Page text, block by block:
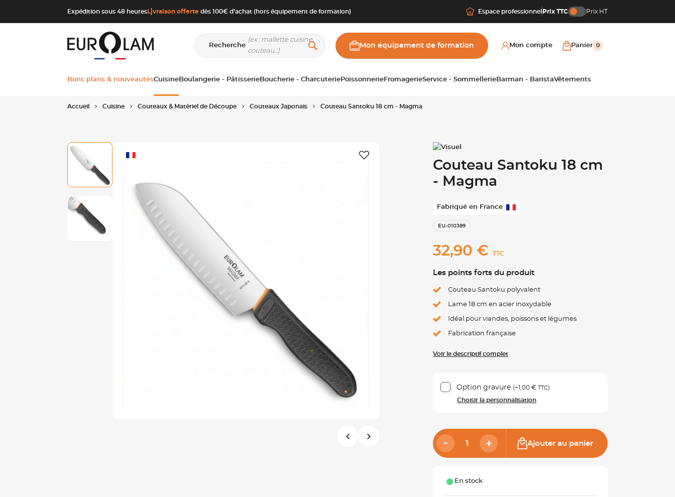
Expédition sous 48 heures Livraison offerte dès 100€ d’achat (hors équipement de formation) Espace professionnel Prix TTC Prix HT
Recherche Mon équipement de formation Mon compte Panier 0
Bons plans & nouveautésCuisine Boulangerie - Pâtisserie Boucherie - Charcuterie Poissonnerie FromagerieService - Sommellerie Barman - BaristaVêtements
Accueil Cuisine Couteaux & Matériel de Découpe Couteaux Japonais Couteau Santoku 18 cm - Magma
Couteau Santoku 18 cm
- Magma
Fabriqué en France
EU-010389
32,90 € TTC
Les points forts du produit
Couteau Santoku polyvalent
Lame 18 cm en acier inoxydable
Idéal pour viandes, poissons et légumes
Fabrication française
Voir le descriptif complet
Option gravure (+1,00 € TTC)
Choisir la personnalisation
Ajouter au panier
En stock